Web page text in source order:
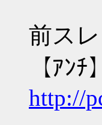
前スレ
【ｱﾝ
http://